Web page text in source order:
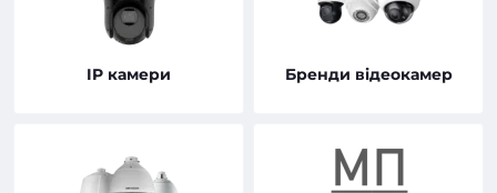
IP камери Бренди відеокамер